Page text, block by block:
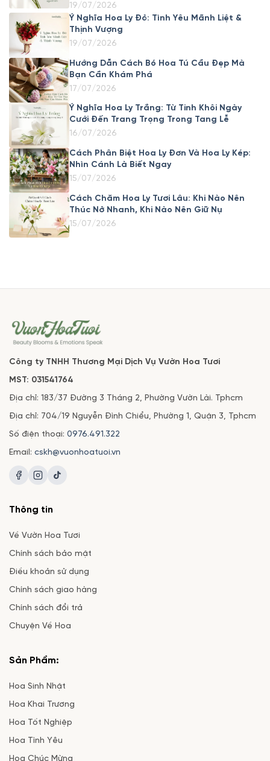
19/07/2026
Ý Nghĩa Hoa Ly Đỏ: Tình Yêu Mãnh Liệt &
Thịnh Vượng
19/07/2026
Hướng Dẫn Cách Bó Hoa Tú Cầu Đẹp Mà
Bạn Cần Khám Phá
17/07/2026
Ý Nghĩa Hoa Ly Trắng: Từ Tinh Khôi Ngày
Cưới Đến Trang Trọng Trong Tang Lễ
16/07/2026
Cách Phân Biệt Hoa Ly Đơn Và Hoa Ly Kép:
Nhìn Cánh Là Biết Ngay
15/07/2026
Cách Chăm Hoa Ly Tươi Lâu: Khi Nào Nên
Thúc Nở Nhanh, Khi Nào Nên Giữ Nụ
15/07/2026
Công ty TNHH Thương Mại Dịch Vụ Vườn Hoa Tươi
MST: 031541764
Địa chỉ: 183/37 Đường 3 Tháng 2, Phường Vườn Lài. Tphcm
Địa chỉ: 704/19 Nguyễn Đình Chiểu, Phường 1, Quận 3, Tphcm
Số điện thoại: 0976.491.322
Email: cskh@vuonhoatuoi.vn
Thông tin
Về Vườn Hoa Tươi
Chính sách bảo mật
Điều khoản sử dụng
Chính sách giao hàng
Chính sách đổi trả
Chuyện Về Hoa
Sản Phẩm:
Hoa Sinh Nhật
Hoa Khai Trương
Hoa Tốt Nghiệp
Hoa Tình Yêu
Hoa Chúc Mừng